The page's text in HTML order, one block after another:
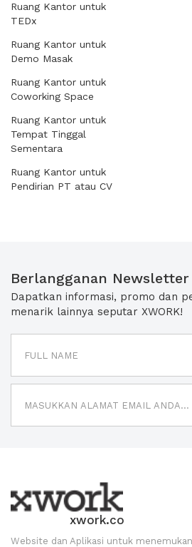
Ruang Kantor untuk
TEDx
Ruang Kantor untuk
Demo Masak
Ruang Kantor untuk
Coworking Space
Ruang Kantor untuk
Tempat Tinggal
Sementara
Ruang Kantor untuk
Pendirian PT atau CV
Berlangganan Newsletter
Dapatkan informasi, promo dan
menarik lainnya seputar XWORK!
xwork.co
Website dan Aplikasi untuk